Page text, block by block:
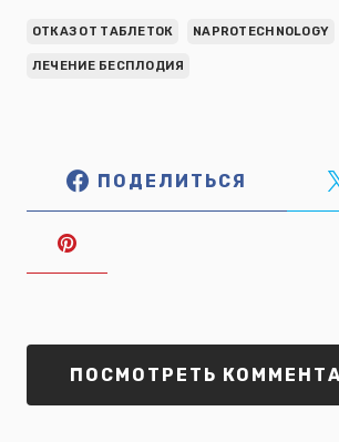
ОТКАЗ ОТ ТАБЛЕТОК NAPROTECHNOLOGY
ЛЕЧЕНИЕ БЕСПЛОДИЯ
ПОДЕЛИТЬСЯ
ПОСМОТРЕТЬ